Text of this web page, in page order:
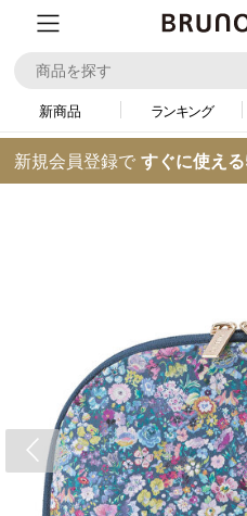
新商品 ランキング
新規会員登録で すぐに使え